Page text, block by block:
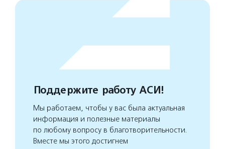
Поддержите работу АСИ!
Мы работаем, чтобы у вас была актуальная
информация и полезные материалы
по любому вопросу в благотворительности.
Вместе мы этого достигнем